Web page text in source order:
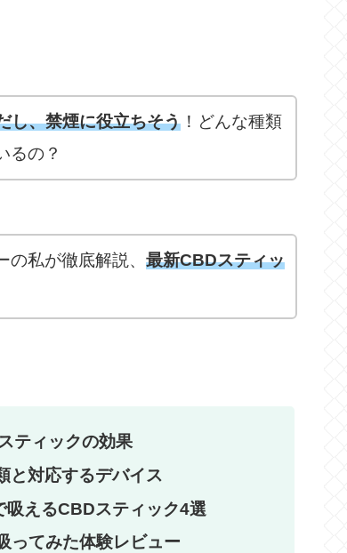
し、禁煙に役立ちそう！どんな種類
るの？
私が徹底解説、 最新CBDスティッ
ティックの効果
と対応するデバイス
吸えるCBDスティック4選
ってみた体験レビュー